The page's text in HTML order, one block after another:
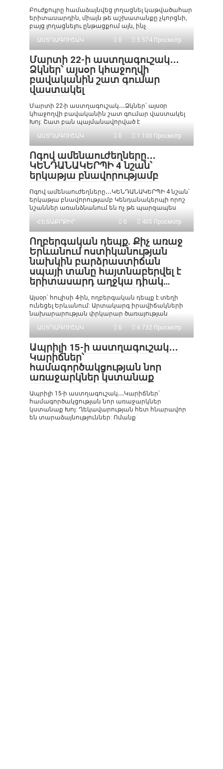
Բուժքույրը համաձայնվեց լողացնել կաթվածահար
երիտասարդին, միայն թե աշխատանքը չկորցնի,
բայց լողացնելու ընթացքում այն, ինչ
ԱՍՏՂԱԳՈՒՇԱԿ
0 5 574 Просмотр
Մարտի 22-ի աստղագուշակ․․․
Ձկներ՝ այսօր կհաջողվի
բավականին շատ գումար
վաստակել
Մարտի 22-ի աստղագուշակ․․․Ձկներ՝ այսօր
կհաջողվի բավականին շատ գումար վաստակել
Խոյ: Շատ բան պայմանավորված է
ԱՍՏՂԱԳՈՒՇԱԿ
0 1 100 Просмотр
Ոգով ամենաուժեղները․․․
ԿԵՆԴԱՆԱԿԵՐՊԻ 4 նշան՝
երկաթյա բնավորությամբ
Ոգով ամենաուժեղները․․․ԿԵՆԴԱՆԱԿԵՐՊԻ 4 նշան՝
երկաթյա բնավորությամբ Կենդանակերպի որոշ
նշաններ առանձնանում են ոչ թե պարզապես
ՀԵՏԱՔՐՔԻՐ
0 405 Просмотр
Ողբերգական դեպք. Քիչ առաջ
Երևանում ոստիկանության
նախկին բարձրաստիճան
սպայի տանը հայտնաբերվել է
երիտասարդ աղջկա դիակ…
Այսօր՝ հուլիսի 4-ին, ողբերգական դեպք է տեղի
ունեցել Երևանում: Արտակարգ իրավիճակների
նախարարության փրկարար ծառայության
ԱՍՏՂԱԳՈՒՇԱԿ
0 6 732 Просмотр
Ապրիլի 15-ի աստղագուշակ․․․
Կարիճներ՝
համագործակցության նոր
առաջարկներ կստանաք
Ապրիլի 15-ի աստղագուշակ․․․Կարիճներ՝
համագործակցության նոր առաջարկներ
կստանաք Խոյ: Ղեկավարության հետ հնարավոր
են տարաձայնություններ: Ոմանք